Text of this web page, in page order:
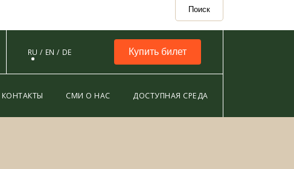
Поиск
RU EN DE Купить билет
КОНТАКТЫ СМИ О НАС ДОСТУПНАЯ СРЕДА